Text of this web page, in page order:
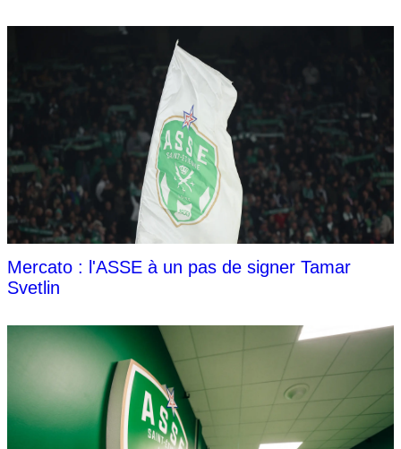
Mercato : l'ASSE à un pas de signer Tamar
Svetlin